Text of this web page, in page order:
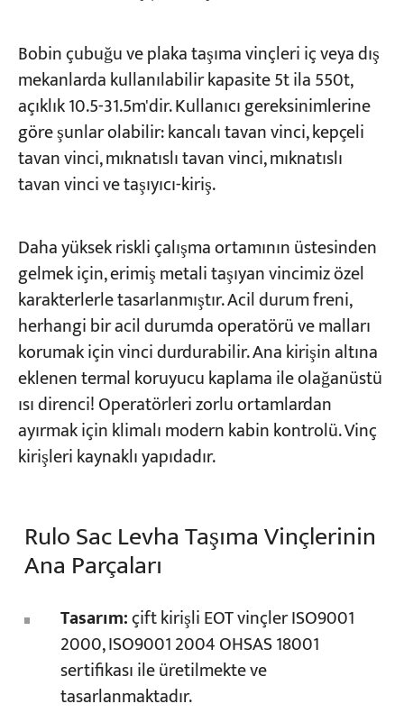
Bobin çubuğu ve plaka taşıma vinçleri iç veya dış
mekanlarda kullanılabilir kapasite 5t ila 550t,
açıklık 10.5-31.5m'dir. Kullanıcı gereksinimlerine
göre şunlar olabilir: kancalı tavan vinci, kepçeli
tavan vinci, mıknatıslı tavan vinci, mıknatıslı
tavan vinci ve taşıyıcı-kiriş.
Daha yüksek riskli çalışma ortamının üstesinden
gelmek için, erimiş metali taşıyan vincimiz özel
karakterlerle tasarlanmıştır. Acil durum freni,
herhangi bir acil durumda operatörü ve malları
korumak için vinci durdurabilir. Ana kirişin altına
eklenen termal koruyucu kaplama ile olağanüstü
ısı direnci! Operatörleri zorlu ortamlardan
ayırmak için klimalı modern kabin kontrolü. Vinç
kirişleri kaynaklı yapıdadır.
Rulo Sac Levha Taşıma Vinçlerinin
Ana Parçaları
Tasarım:çift kirişli EOT vinçler ISO9001
2000, ISO9001 2004 OHSAS 18001
sertifikası ile üretilmekte ve
tasarlanmaktadır.